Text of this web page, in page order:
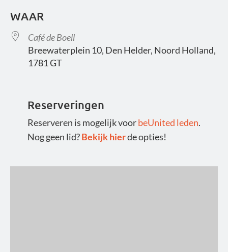
WAAR
Café de Boell
Breewaterplein 10, Den Helder, Noord Holland,
1781 GT
Reserveringen
Reserveren is mogelijk voorbeUnited leden.
Nog geen lid?Bekijk hierde opties!